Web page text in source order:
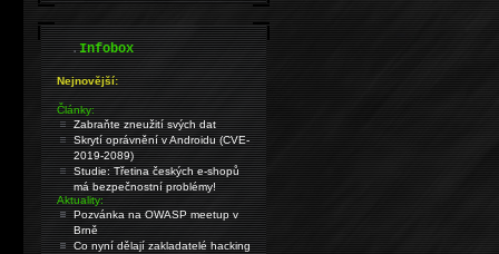
.Infobox
Nejnovější:
Články:
Zabraňte zneužití svých dat
Skrytí oprávnění v Androidu (CVE-
2019-2089)
Studie: Třetina českých e-shopů
má bezpečnostní problémy!
Aktuality:
Pozvánka na OWASP meetup v
Brně
Co nyní dělají zakladatelé hacking